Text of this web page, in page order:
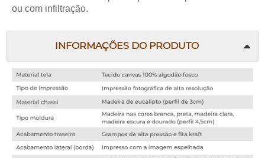
ou com infiltração.
INFORMAÇÕES DO PRODUTO